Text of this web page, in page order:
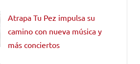
Atrapa Tu Pez impulsa su
camino con nueva música y
más conciertos